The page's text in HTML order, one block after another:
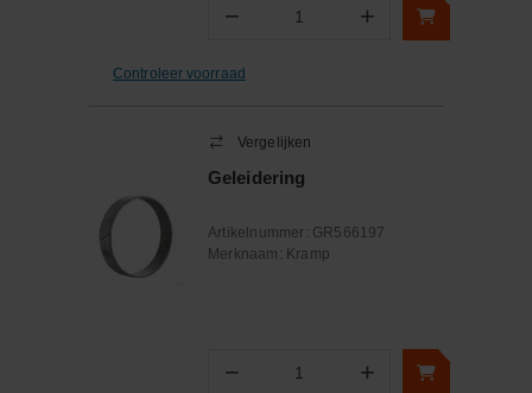
− Aantal +
Controleer voorraad
Vergelijken
Geleidering
Artikelnummer: GR566197
Merknaam: Kramp
− Aantal +